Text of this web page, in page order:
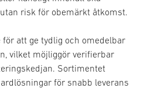
risk för obemärkt åtkomst.
att ge tydlig och omedelbar
vilket möjliggör verifierbar
Sortimentet
för snabb leverans